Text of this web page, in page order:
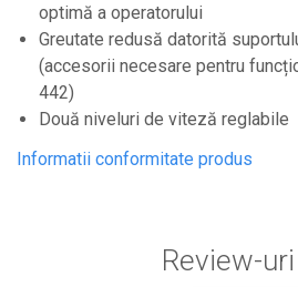
Garduri Și Porți Rezidențiale
Garduri
Porti
Articole De Consum Industrie
Lacuri Si Vopsele
Aparate Pneumatice
optimă a operatorului
Greutate redusă datorită
(accesorii necesare pentru
442)
Două niveluri de viteză reglabile
Informatii conformitate produs
Review-uri